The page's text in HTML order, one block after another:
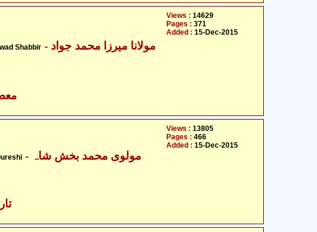
Shabbir - مولانا میرزا محمد جواد
-
Views : 14629
Pages : 371
Added : 15-Dec-2015
- مولوی محمد بخش شاہ
-
Views : 13805
Pages : 466
Added : 15-Dec-2015